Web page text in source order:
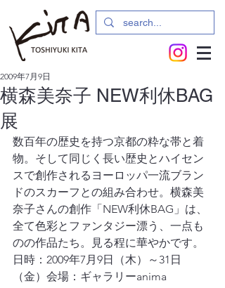
横森美奈子 NEW利休BAG
展
2009年7月9日
数百年の歴史を持つ京都の粋な帯と着
物。そして同じく長い歴史とハイセン
スで創作されるヨーロッパ一流ブラン
ドのスカーフとの組み合わせ。横森美
奈子さんの創作「NEW利休BAG」は、
全て色彩とファンタジー漂う、一点も
のの作品たち。見る程に華やかです。
日時：2009年7月9日（木）～31日
（金）会場：ギャラリーanima